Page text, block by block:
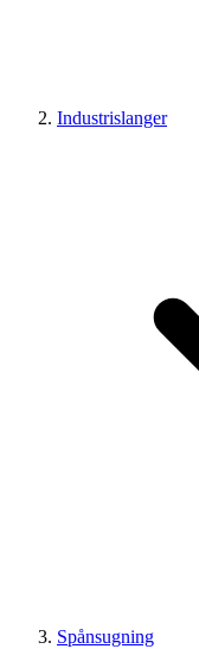
Industrislanger
Spånsugning